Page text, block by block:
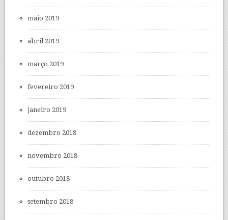
maio 2019
abril 2019
março 2019
fevereiro 2019
janeiro 2019
dezembro 2018
novembro 2018
outubro 2018
setembro 2018